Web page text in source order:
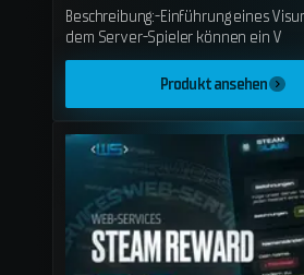
Beschreibung:-Einführung eines
dem Server-Spieler können ein V
Produkt ansehen